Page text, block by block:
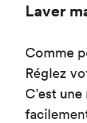
Laver
Comme
Réglez
C’est